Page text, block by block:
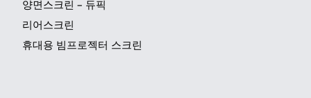
양면스크린 – 듀픽
리어스크린
휴대용 빔프로젝터 스크린